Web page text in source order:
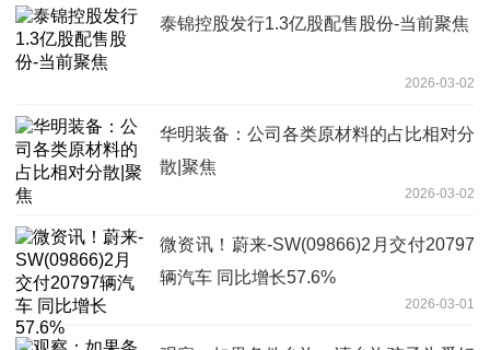
泰锦控股发行1.3亿股配售股份-当前聚焦
2026-03-02
华明装备：公司各类原材料的占比相对分
散|聚焦
2026-03-02
微资讯！蔚来-SW(09866)2月交付20797
辆汽车 同比增长57.6%
2026-03-01